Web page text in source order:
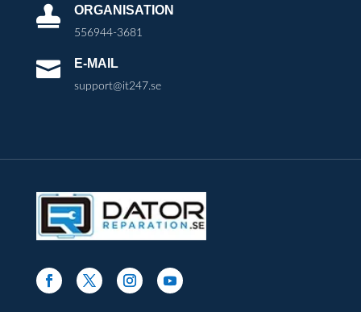
 ORGANISATION
556944-3681
 E-MAIL
support@it247.se